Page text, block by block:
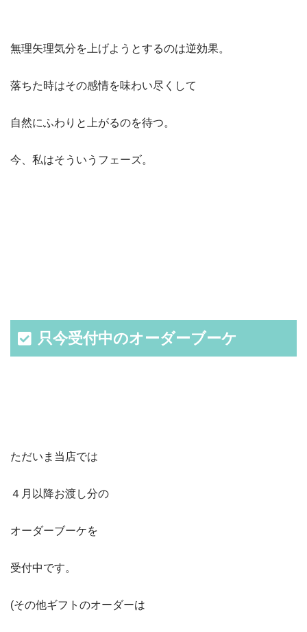
無理矢理気分を上げようとするのは逆効果。
落ちた時はその感情を味わい尽くして
自然にふわりと上がるのを待つ。
今、私はそういうフェーズ。
只今受付中のオーダーブーケ
ただいま当店では
４月以降お渡し分の
オーダーブーケを
受付中です。
(その他ギフトのオーダーは